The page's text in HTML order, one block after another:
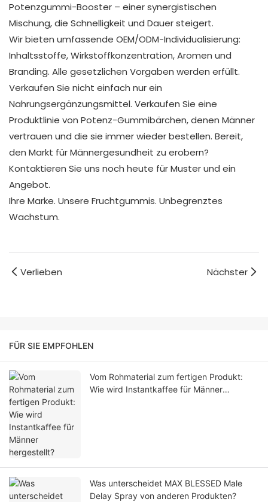
Potenzgummi-Booster – einer synergistischen
Mischung, die Schnelligkeit und Dauer steigert.
Wir bieten umfassende OEM/ODM-Individualisierung:
Inhaltsstoffe, Wirkstoffkonzentration, Aromen und
Branding. Alle gesetzlichen Vorgaben werden erfüllt.
Verkaufen Sie nicht einfach nur ein
Nahrungsergänzungsmittel. Verkaufen Sie eine
Produktlinie von Potenz-Gummibärchen, denen Männer
vertrauen und die sie immer wieder bestellen. Bereit,
den Markt für Männergesundheit zu erobern?
Kontaktieren Sie uns noch heute für Muster und ein
Angebot.
Ihre Marke. Unsere Fruchtgummis. Unbegrenztes
Wachstum.
Verlieben Nächster
FÜR SIE EMPFOHLEN
Vom Rohmaterial zum fertigen Produkt:
Wie wird Instantkaffee für Männer
Was unterscheidet MAX BLESSED Male
Delay Spray von anderen Produkten?